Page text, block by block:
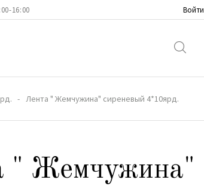
16:00 Войти
Лента " Жемчужина" сиреневый 4*10ярд.
" Жемчужина"